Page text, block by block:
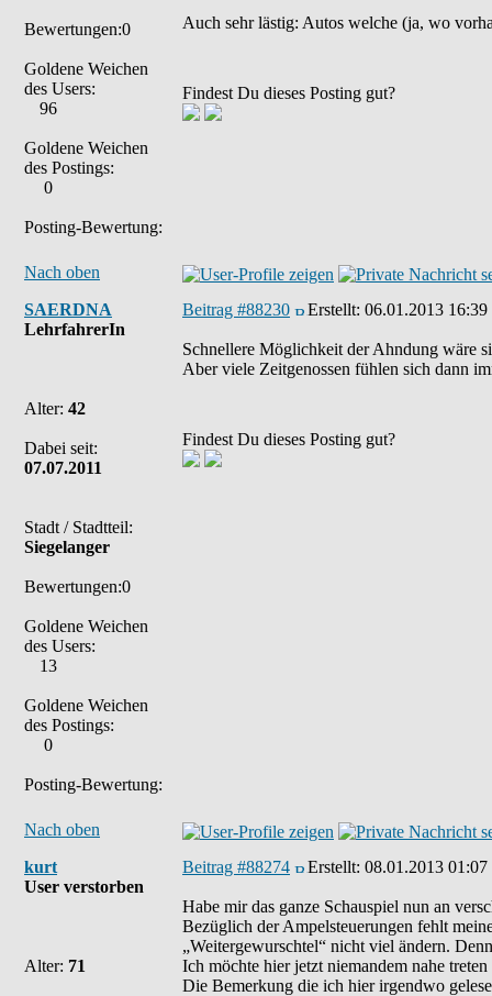
Bewertungen:0
Goldene Weichen
des Users:
96
Goldene Weichen
des Postings:
0
Posting-Bewertung:
Auch sehr lästig: Autos welche (ja, wo
Findest Du dieses Posting gut?
Nach oben
SAERDNA
LehrfahrerIn
Alter: 42
Dabei seit:
07.07.2011
Stadt / Stadtteil:
Siegelanger
Bewertungen:0
Goldene Weichen
des Users:
13
Goldene Weichen
des Postings:
0
Posting-Bewertung:
Beitrag #88230 Erstellt: 06.01.2013 16:39
Schnellere Möglichkeit der Ahndung wäre
Aber viele Zeitgenossen fühlen sich dann
Findest Du dieses Posting gut?
Nach oben
kurt
User verstorben
Alter: 71
Beitrag #88274 Erstellt: 08.01.2013 01:07
Habe mir das ganze Schauspiel nun an
Bezüglich der Ampelsteuerungen fehlt
„Weitergewurschtel“ nicht viel ändern.
Ich möchte hier jetzt niemandem nahe
Die Bemerkung die ich hier irgendwo